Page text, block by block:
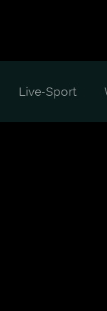
Live-Sport